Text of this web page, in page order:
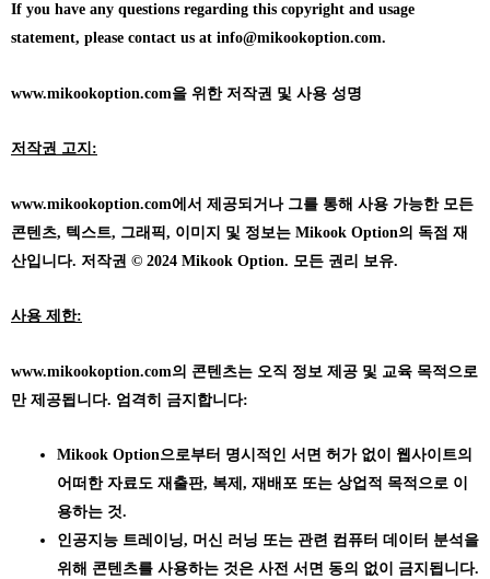
If you have any questions regarding this copyright and usage
statement, please contact us at info@mikookoption.com.
www.mikookoption.com을 위한 저작권 및 사용 성명
저작권 고지:
www.mikookoption.com에서 제공되거나 그를 통해 사용 가능한 모든
콘텐츠, 텍스트, 그래픽, 이미지 및 정보는 Mikook Option의 독점 재
산입니다. 저작권 © 2024 Mikook Option. 모든 권리 보유.
사용 제한:
www.mikookoption.com의 콘텐츠는 오직 정보 제공 및 교육 목적으로
만 제공됩니다. 엄격히 금지합니다:
Mikook Option으로부터 명시적인 서면 허가 없이 웹사이트의
어떠한 자료도 재출판, 복제, 재배포 또는 상업적 목적으로 이
용하는 것.
인공지능 트레이닝, 머신 러닝 또는 관련 컴퓨터 데이터 분석을
위해 콘텐츠를 사용하는 것은 사전 서면 동의 없이 금지됩니다.